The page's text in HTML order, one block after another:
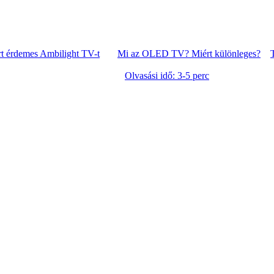
érdemes Ambilight TV-t Mi az OLED TV? Miért különleges?
Olvasási idő: 3-5 perc